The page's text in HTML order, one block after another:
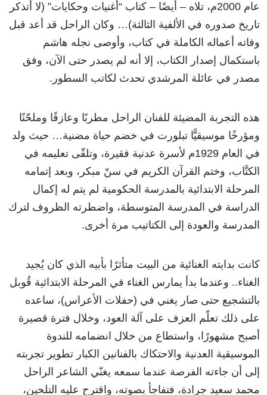
عام 2000م، تلاه – أيضًا – كتاب “أغنيات وحكايات” (لا أتذكر
تاريخ صدوره في الألفية الثالثة)… وكان الراحل قد أعد قبل
وفاته أعماله الكاملة في كتاب، وأوصى نجله هاشم
باستكمال إصدار الكتاب، إلا أنه لم يصدر حتى الآن، وفق
مصدر في عائلة المرشدي تحدث لكاتب السطور.
هذه التجربة المضيئة للفنان الراحل مطربًا وعازفًا وملحّنًا
ومؤرخًا موسيقيًّا تبلورت في خضم حياة مضنية… حيث ولد
في العام 1929م لأسرة عدنية فقيرة، وتلقّى تعليمه في
الكتَّاب، وختم القرآن الكريم في سنّ مبكر، وبعد إتمامه
المرحلة الابتدائية بالمدرسة الحكومية لم يتم له إكمال
الدراسة في المدرسة المتوسطة، واضطرته الظروف لترك
المدرسة والعودة إلى الكتاتيب مرة أخرى.
كانت بدايته الغنائية من البيت متأثرًا بأبيه الذي كان يُجيد
الغناء.. وعندما بدأ يمارس الغناء في المرحلة الابتدائية قُوبل
بالتشجيع حتى صار يغني في (حفلات الأعراس)، ساعده
على ذلك تعلّم العزف على آلة العود، وخلال فترة قصيرة
أصبح مشهورًا، واستطاع من خلال انضمامه للندوة
الموسيقية العدنية والاحتكاك بالفنانين الكبار تطوير تجربته
إلى أن جاءته الفرصة عندما سمعه يغنّي الشاعر الراحل
محمد سعيد جرادة، فتفاجأ بصوته، واقترح عليه التلحين،